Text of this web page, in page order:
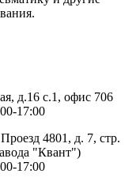
д.16 с.1, офис 706
17:00
4801, д. 7, стр.
"Квант")
17:00